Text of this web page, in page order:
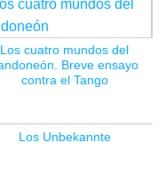
Los cuatro mundos del
Breve ensayo
contra el Tango
Los Unbekannte